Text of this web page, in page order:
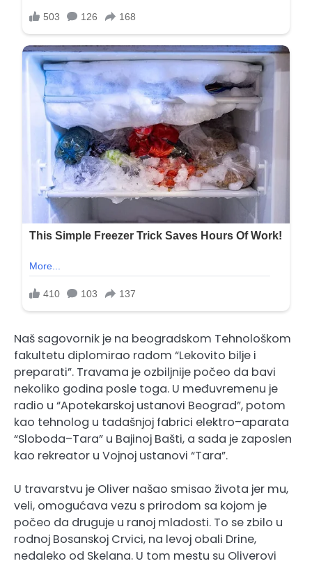
Naš sagovornik je na beogradskom Tehnološkom
fakultetu diplomirao radom “Lekovito bilje i
preparati”. Travama je ozbiljnije počeo da bavi
nekoliko godina posle toga. U međuvremenu je
radio u “Apotekarskoj ustanovi Beograd”, potom
kao tehnolog u tadašnjoj fabrici elektro–aparata
“Sloboda–Tara” u Bajinoj Bašti, a sada je zaposlen
kao rekreator u Vojnoj ustanovi “Tara”.
U travarstvu je Oliver našao smisao života jer mu,
veli, omogućava vezu s prirodom sa kojom je
počeo da druguje u ranoj mladosti. To se zbilo u
rodnoj Bosanskoj Crvici, na levoj obali Drine,
nedaleko od Skelana. U tom mestu su Oliverovi